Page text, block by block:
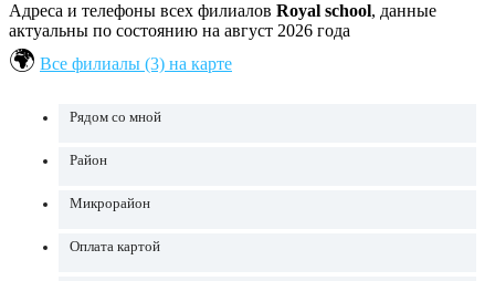
Адреса и телефоны всех филиалов Royal school, данные
актуальны по состоянию на август 2026 года
Все филиалы (3) на карте
Рядом со мной
Район
Микрорайон
Оплата картой